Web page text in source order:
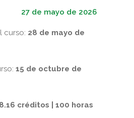
27 de mayo de 2026
curso: 28 de mayo de
15 de octubre de
8.16 créditos | 100 horas